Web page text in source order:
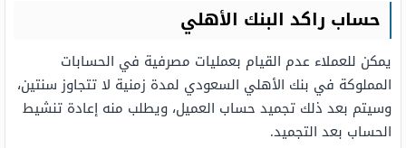
حساب راكد البنك الأهلي
يمكن للعملاء عدم القيام بعمليات مصرفية في الحسابات
المملوكة في بنك الأهلي السعودي لمدة زمنية لا تتجاوز سنتين،
وسيتم بعد ذلك تجميد حساب العميل، ويطلب منه إعادة تنشيط
الحساب بعد التجميد.